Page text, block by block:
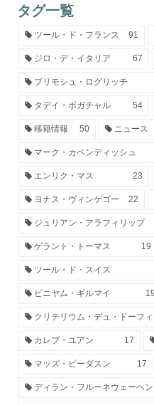
タグ一覧
ツール・ド・フランス 91
ジロ・デ・イタリア 67
プリモシュ・ログリッチ
タデイ・ポガチャル 54
移籍情報 50 ニュース
マーク・カベンディッシュ
エンリク・マス 23
ヨナス・ヴィンゲゴー 22
ジュリアン・アラフィリップ
ゲラント・トーマス 19
ツール・ド・スイス
ビニヤム・ギルマイ 19
クリテリウム・デュ・ドーフ
カレブ・ユアン 17
マッズ・ピーダスン 17
ディラン・フルーネウェーヘン